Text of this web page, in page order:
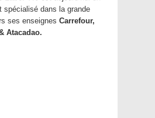
spécialisé dans la grande
ses enseignes Carrefour,
Atacadao.